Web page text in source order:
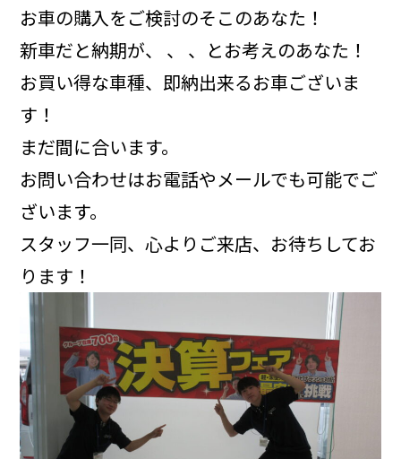
お車の購入をご検討のそこのあなた！
新車だと納期が、 、 、とお考えのあなた！
お買い得な車種、即納出来るお車ございま
す！
まだ間に合います。
お問い合わせはお電話やメールでも可能でご
ざいます。
スタッフ一同、心よりご来店、お待ちしてお
ります！